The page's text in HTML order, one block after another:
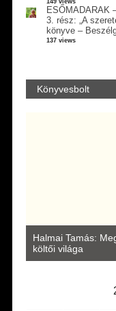
ESŐMADARAK
3. rész: „A
könyve –
137 views
Könyvesbolt
Halmai Tamás:
költői világa